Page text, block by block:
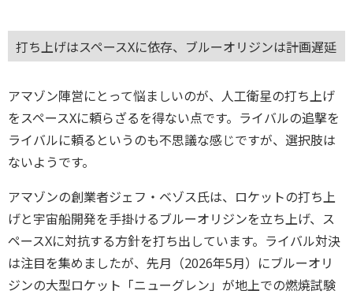
打ち上げはスペースXに依存、ブルーオリジンは計画遅延
アマゾン陣営にとって悩ましいのが、人工衛星の打ち上げ
をスペースXに頼らざるを得ない点です。ライバルの追撃を
ライバルに頼るというのも不思議な感じですが、選択肢は
ないようです。
アマゾンの創業者ジェフ・ベゾス氏は、ロケットの打ち上
げと宇宙船開発を手掛けるブルーオリジンを立ち上げ、ス
ペースXに対抗する方針を打ち出しています。ライバル対決
は注目を集めましたが、先月（2026年5月）にブルーオリ
ジンの大型ロケット「ニューグレン」が地上での燃焼試験